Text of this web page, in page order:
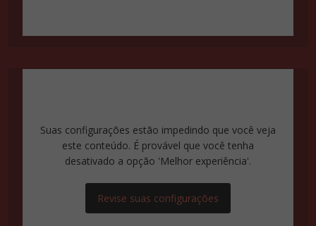
Suas configurações estão impedindo que você veja
este conteúdo. É provável que você tenha
desativado a opção 'Melhor experiência'.
Revise suas configurações